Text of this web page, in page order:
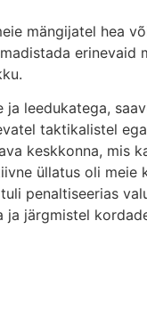
mängijatel hea
leedukatega,
taktikalistel
keskkonna, mis
üllatus oli meie
penaltiseerias
järgmistel